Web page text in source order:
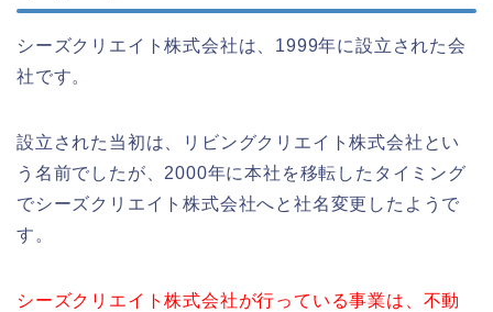
シーズクリエイト株式会社は、1999年に設立された会
社です。
設立された当初は、リビングクリエイト株式会社とい
う名前でしたが、2000年に本社を移転したタイミング
でシーズクリエイト株式会社へと社名変更したようで
す。
シーズクリエイト株式会社が行っている事業は、不動